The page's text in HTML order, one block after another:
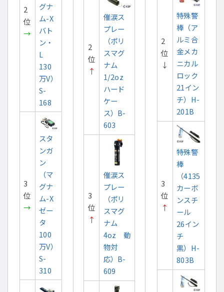
2
位
→
グナ
ム-X
バト
ン・
L
130
万V）
S-
168
3
位
→
スタ
ンガ
ン
（マ
グナ
ム-X
ゼー
タ
100
万V）
S-
310
2
位
↑
催涙ス
プレー
（ポリ
スマグ
ナム
1/2oz
ハード
ケー
ス）B-
603
3
位
↑
催涙ス
プレー
（ポリ
スマグ
ナム
4oz 動
物対
応）B-
609
2
位
↓
特殊警
棒（ア
ルミ合
金メカ
ニカル
ロック
21イン
チ）H-
201B
3
位
↑
特殊警
棒
（4135
カーボ
ンスチ
ール
26イン
チ
黒）H-
803B